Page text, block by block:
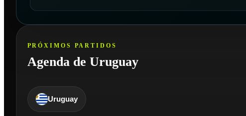
PRÓXIMOS PARTIDOS
Agenda de Uruguay
Uruguay